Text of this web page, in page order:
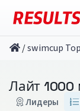
/swimcup
Лайт 1000
Лидеры